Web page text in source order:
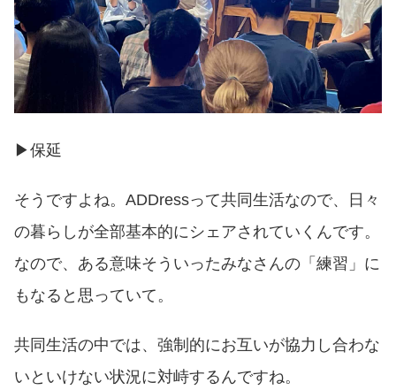
▶︎保延
そうですよね。ADDressって共同生活なので、日々
の暮らしが全部基本的にシェアされていくんです。
なので、ある意味そういったみなさんの「練習」に
もなると思っていて。
共同生活の中では、強制的にお互いが協力し合わな
いといけない状況に対峙するんですね。